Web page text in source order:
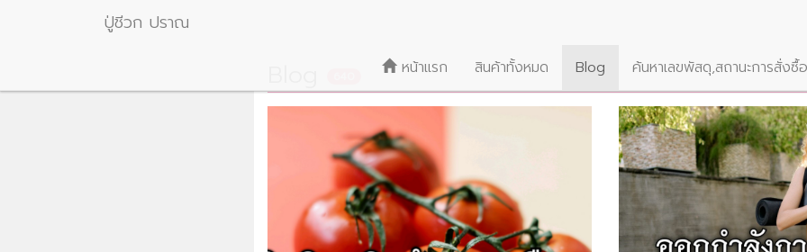
ปู่ชีวก ปราณ
หน้าแรก สินค้าทั้งหมด Blog ค้นหาเลขพัสดุ,สถานะการสั่งซื้อ